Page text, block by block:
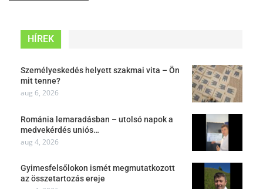
HÍREK
Személyeskedés helyett szakmai vita – Ön
mit tenne?
aug 6, 2026
Románia lemaradásban – utolsó napok a
medvekérdés uniós…
aug 4, 2026
Gyimesfelsőlokon ismét megmutatkozott
az összetartozás ereje